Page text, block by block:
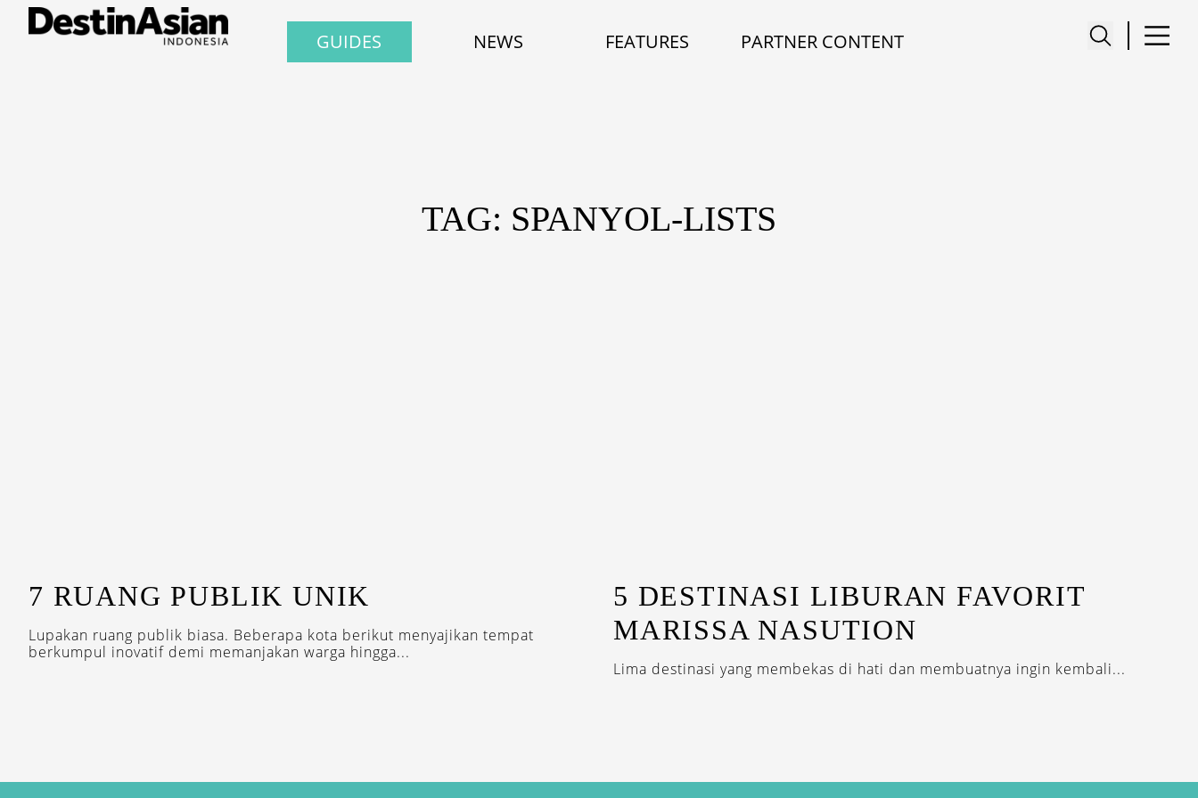
GUIDES NEWS FEATURES PARTNER CONTENT
TAG: SPANYOL-LISTS
7 RUANG PUBLIK UNIK
Lupakan ruang publik biasa. Beberapa kota berikut menyajikan tempat
berkumpul inovatif demi memanjakan warga hingga...
5 DESTINASI LIBURAN FAVORIT
MARISSA NASUTION
Lima destinasi yang membekas di hati dan membuatnya ingin kembali...